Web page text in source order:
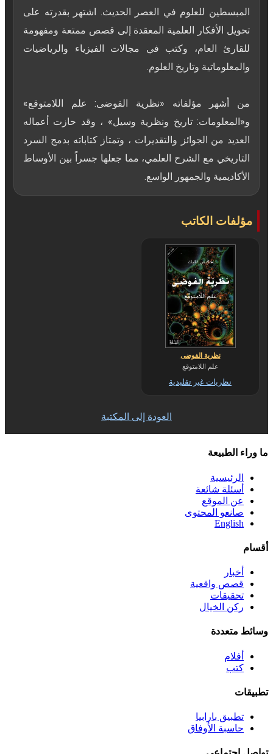
المبسطين للعلوم في العصر الحديث. اشتهر بقدرته على
تحويل الأفكار العلمية المعقدة إلى قصص ممتعة ومفهومة
للقارئ العام، وكتب في مجالات الفيزياء والرياضيات
من أشهر مؤلفاته «نظرية الفوضى: علم اللامتوقع»
و«المعلومات: تاريخ ونظرية وسيل» ، وقد حازت أعماله
العديد من الجوائز والتقديرات ، وتمتاز كتاباته بدمج السرد
التاريخي مع الشرح العلمي، مما جعلها جسراً بين الأوساط
الأكاديمية والجمهور الواسع.
مؤلفات الكاتب
نظرية الفوضى
علم اللامتوقع
نظريات غير تقليدية
العودة إلى المكتبة
ما وراء الطبيعة
الرئيسية
أسئلة شائعة
عن الموقع
صانعو المحتوى
English
أقسام
أخبار
قصص واقعية
تحقيقات
ركن الخيال
وسائط متعددة
أفلام
كتب
تطبيقات
تطبيق بارابيا
حاسبة الأوفاق